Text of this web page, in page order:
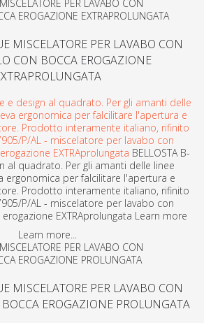
MISCELATORE PER LAVABO CON
CON BOCCA EROGAZIONE
e design al quadrato. Per gli amanti delle
ergonomica per falcilitare l'apertura e
Prodotto interamente italiano, rifinito
P/AL - miscelatore per lavabo con
EXTRAprolungata BELLOSTA B-
al quadrato. Per gli amanti delle linee
ergonomica per falcilitare l'apertura e
Prodotto interamente italiano, rifinito
P/AL - miscelatore per lavabo con
EXTRAprolungata Learn more
Learn more...
MISCELATORE PER LAVABO CON
EROGAZIONE PROLUNGATA